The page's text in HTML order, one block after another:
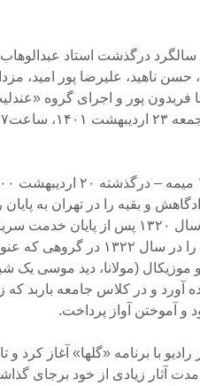
سالگرد درگذشت استاد
ناهید، علیرضا پور امید،
فریدون پور و اجرای گروه
خدمت آموزش و پرورش درآمد. در سال ۱۳۲۰
ارتش استخدام شد. او فعالیت هنری را در
(مولانا، دید موسی یک
آورد و در کلاس جامعه باربد
و آموختن آواز پرداخت.